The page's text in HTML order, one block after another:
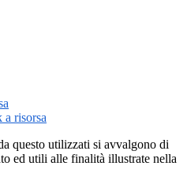
risorsa
questo utilizzati si avvalgono di
ed utili alle finalità illustrate nella